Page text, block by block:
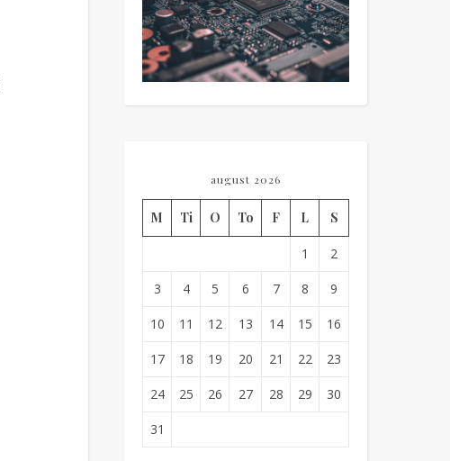
august 2026
M Ti O To F L S
1 2
3 4 5 6 7 8 9
10 11 12 13 14 15 16
17 18 19 20 21 22 23
24 25 26 27 28 29 30
31